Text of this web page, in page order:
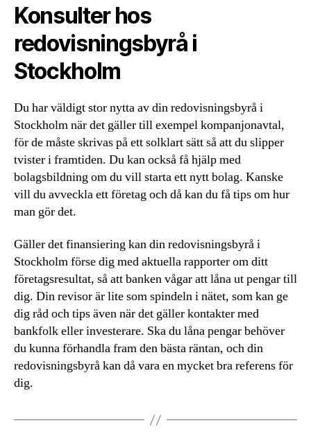
Konsulter hos
redovisningsbyrå i
Stockholm
Du har väldigt stor nytta av din redovisningsbyrå i
Stockholm när det gäller till exempel kompanjonavtal,
för de måste skrivas på ett solklart sätt så att du slipper
tvister i framtiden. Du kan också få hjälp med
bolagsbildning om du vill starta ett nytt bolag. Kanske
vill du avveckla ett företag och då kan du få tips om hur
man gör det.
Gäller det finansiering kan din redovisningsbyrå i
Stockholm förse dig med aktuella rapporter om ditt
företagsresultat, så att banken vågar att låna ut pengar till
dig. Din revisor är lite som spindeln i nätet, som kan ge
dig råd och tips även när det gäller kontakter med
bankfolk eller investerare. Ska du låna pengar behöver
du kunna förhandla fram den bästa räntan, och din
redovisningsbyrå kan då vara en mycket bra referens för
dig.